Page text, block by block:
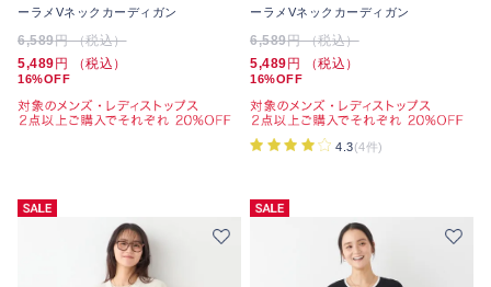
ーラメVネックカーディガン
6,589円 （税込）
5,489 円 （税込）
16%OFF
ーラメVネックカーディガン
6,589円 （税込）
5,489 円 （税込）
16%OFF
4.3(4件)